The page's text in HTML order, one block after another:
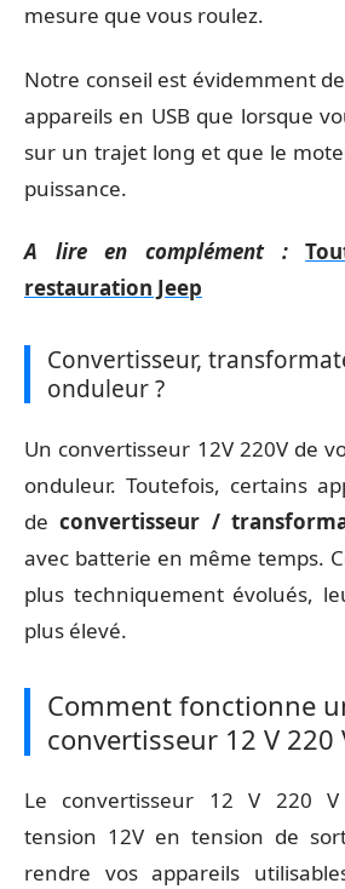
mesure que vous roulez.
Notre conseil est évidemment
appareils en USB que lorsque
sur un trajet long et que le
puissance.
A lire en complément :
restauration Jeep
Convertisseur,
onduleur ?
Un convertisseur 12V 220V de
onduleur. Toutefois, certains
de convertisseur /
avec batterie en même temps.
plus techniquement évolués,
plus élevé.
Comment fonctionne
convertisseur 12 V 220
Le convertisseur 12 V 220
tension 12V en tension de
rendre vos appareils